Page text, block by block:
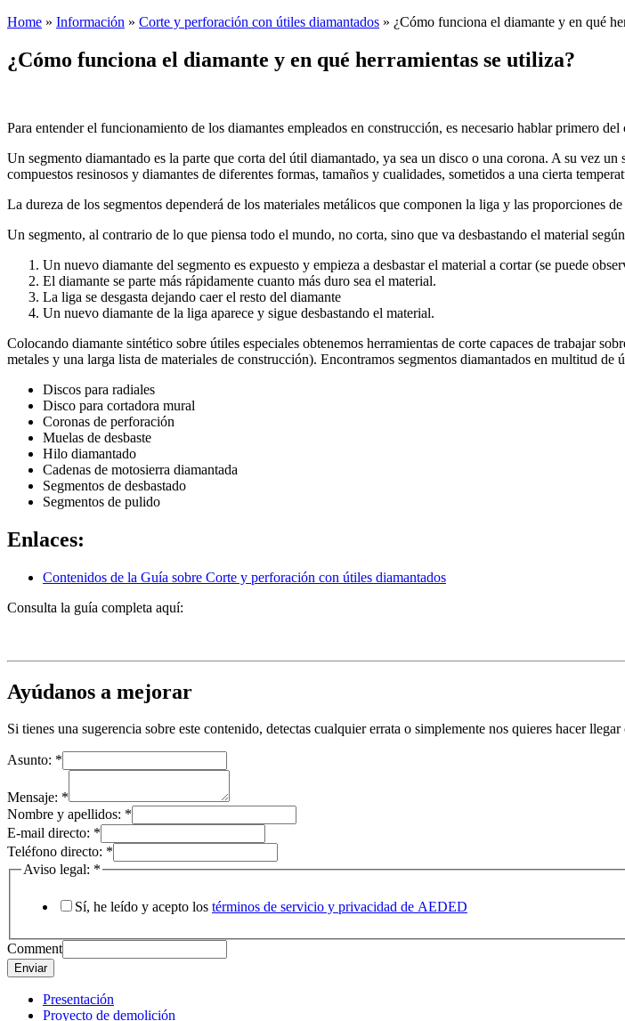
Home » Información » Corte y perforación con útiles diamantados » ¿Cómo funciona el diamante y en qué
¿Cómo funciona el diamante y en qué herramientas se utiliza?
Para entender el funcionamiento de los diamantes empleados en construcción, es necesario hablar primero del
Un segmento diamantado es la parte que corta del útil diamantado, ya sea un disco o una corona. A su vez
compuestos resinosos y diamantes de diferentes formas, tamaños y cualidades, sometidos a una cierta
La dureza de los segmentos dependerá de los materiales metálicos que componen la liga y las proporciones
Un segmento, al contrario de lo que piensa todo el mundo, no corta, sino que va desbastando el material
Un nuevo diamante del segmento es expuesto y empieza a desbastar el material a cortar (se puede
El diamante se parte más rápidamente cuanto más duro sea el material.
La liga se desgasta dejando caer el resto del diamante
Un nuevo diamante de la liga aparece y sigue desbastando el material.
Colocando diamante sintético sobre útiles especiales obtenemos herramientas de corte capaces de trabajar
metales y una larga lista de materiales de construcción). Encontramos segmentos diamantados en multitud
Discos para radiales
Disco para cortadora mural
Coronas de perforación
Muelas de desbaste
Hilo diamantado
Cadenas de motosierra diamantada
Segmentos de desbastado
Segmentos de pulido
Enlaces:
Contenidos de la Guía sobre Corte y perforación con útiles diamantados
Consulta la guía completa aquí:
Ayúdanos a mejorar
Si tienes una sugerencia sobre este contenido, detectas cualquier errata o simplemente nos quieres hacer
Asunto: *
Mensaje: *
Nombre y apellidos: *
E-mail directo: *
Teléfono directo: *
Aviso legal: *
Sí, he leído y acepto los términos de servicio y privacidad de AEDED
Comment
Enviar
Presentación
Proyecto de demolición